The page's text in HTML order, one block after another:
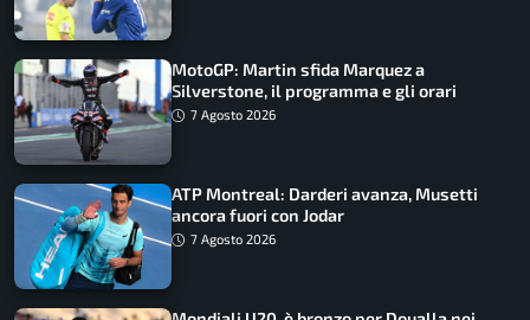
MotoGP: Martin sfida Marquez a
Silverstone, il programma e gli orari
7 Agosto 2026
ATP Montreal: Darderi avanza, Musetti
ancora fuori con Jodar
7 Agosto 2026